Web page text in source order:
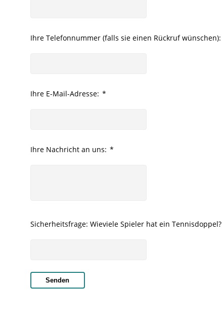
Ihre Telefonnummer (falls sie einen Rückruf wünschen):
Ihre E-Mail-Adresse: *
Ihre Nachricht an uns: *
Sicherheitsfrage: Wieviele Spieler hat ein Tennisdoppel?
Senden